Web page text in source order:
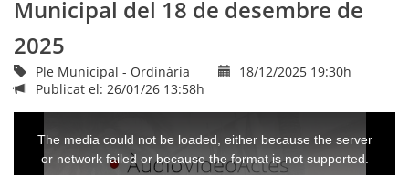
Municipal del 18 de desembre de
2025
Ple Municipal - Ordinària
18/12/2025 19:30h
Publicat el: 26/01/26 13:58h
The media could not be loaded, either because the server
or network failed or because the format is not supported.